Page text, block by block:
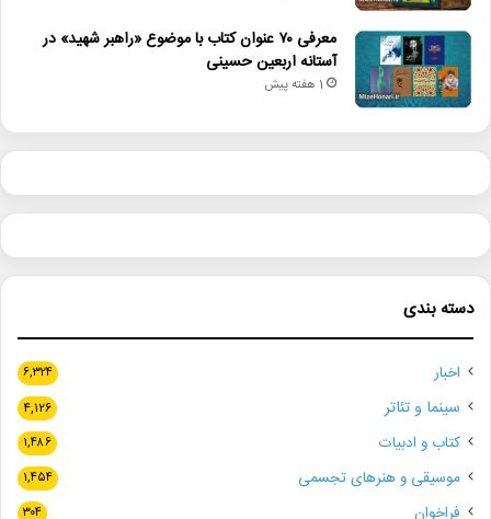
معرفی ۷۰ عنوان کتاب با موضوع «راهبر شهید» در
آستانه اربعین حسینی
1 هفته پیش
دسته بندی
اخبار ۶,۳۲۴
سینما و تئاتر ۴,۱۲۶
کتاب و ادبیات ۱,۴۸۶
موسیقی و هنرهای تجسمی ۱,۴۵۴
فراخوان ۳۰۴